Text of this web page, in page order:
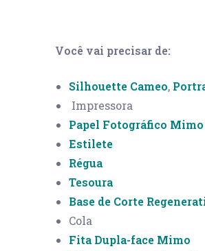
Você vai precisar de:
Silhouette Cameo,
Impressora
Papel Fotográfico Mimo
Estilete
Régua
Tesoura
Base de Corte
Cola
Fita Dupla-face Mimo